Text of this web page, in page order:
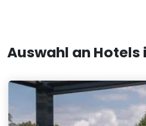
Auswahl an Hotels